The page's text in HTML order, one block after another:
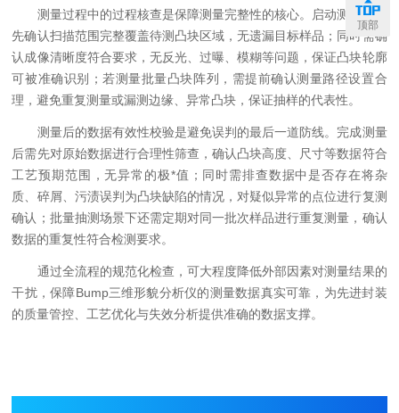
测量过程中的过程核查是保障测量完整性的核心。启动测量后需
先确认扫描范围完整覆盖待测凸块区域，无遗漏目标样品；同时需确
认成像清晰度符合要求，无反光、过曝、模糊等问题，保证凸块轮廓
可被准确识别；若测量批量凸块阵列，需提前确认测量路径设置合
理，避免重复测量或漏测边缘、异常凸块，保证抽样的代表性。
测量后的数据有效性校验是避免误判的最后一道防线。完成测量
后需先对原始数据进行合理性筛查，确认凸块高度、尺寸等数据符合
工艺预期范围，无异常的极*值；同时需排查数据中是否存在将杂
质、碎屑、污渍误判为凸块缺陷的情况，对疑似异常的点位进行复测
确认；批量抽测场景下还需定期对同一批次样品进行重复测量，确认
数据的重复性符合检测要求。
通过全流程的规范化检查，可大程度降低外部因素对测量结果的
干扰，保障Bump三维形貌分析仪的测量数据真实可靠，为先进封装
的质量管控、工艺优化与失效分析提供准确的数据支撑。
顶部